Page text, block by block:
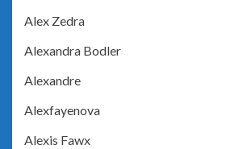
Alex Zedra
Alexandra Bodler
Alexandre
Alexfayenova
Alexis Fawx